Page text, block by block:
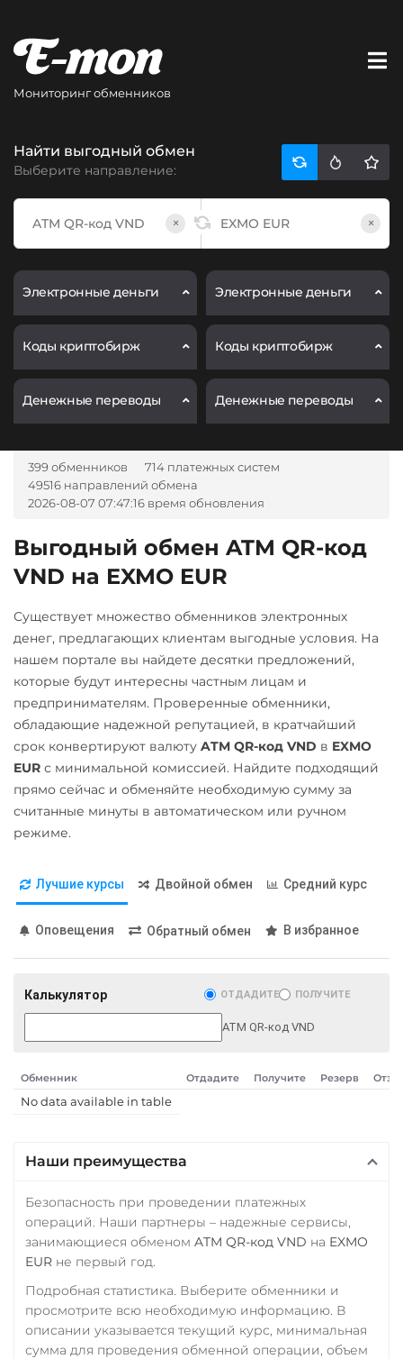
Мониторинг обменников
Найти выгодный обмен
Выберите направление:
× ×
Электронные деньги
Коды криптобирж
Денежные переводы
Электронные деньги
Коды криптобирж
Денежные переводы
399 обменников
714 платежных систем
49516 направлений обмена
2026-08-07 07:47:16 время обновления
Выгодный обмен ATM QR-код
VND на EXMO EUR
Существует множество обменников электронных
денег, предлагающих клиентам выгодные условия. На
нашем портале вы найдете десятки предложений,
которые будут интересны частным лицам и
предпринимателям. Проверенные обменники,
обладающие надежной репутацией, в кратчайший
срок конвертируют валюту ATM QR-код VND в EXMO
EUR с минимальной комиссией. Найдите подходящий
прямо сейчас и обменяйте необходимую сумму за
считанные минуты в автоматическом или ручном
режиме.
Лучшие курсы Двойной обмен Средний курс
Оповещения Обратный обмен В избранное
Калькулятор ОТДАДИТЕ ПОЛУЧИТЕ
ATM QR-код VND
Обменник Отдадите Получите Резерв
No data available in table
Наши преимущества
Безопасность при проведении платежных
операций. Наши партнеры – надежные сервисы,
занимающиеся обменом ATM QR-код VND на EXMO
EUR не первый год.
Подробная статистика. Выберите обменники и
просмотрите всю необходимую информацию. В
описании указывается текущий курс, минимальная
сумма для проведения обменной операции, объем